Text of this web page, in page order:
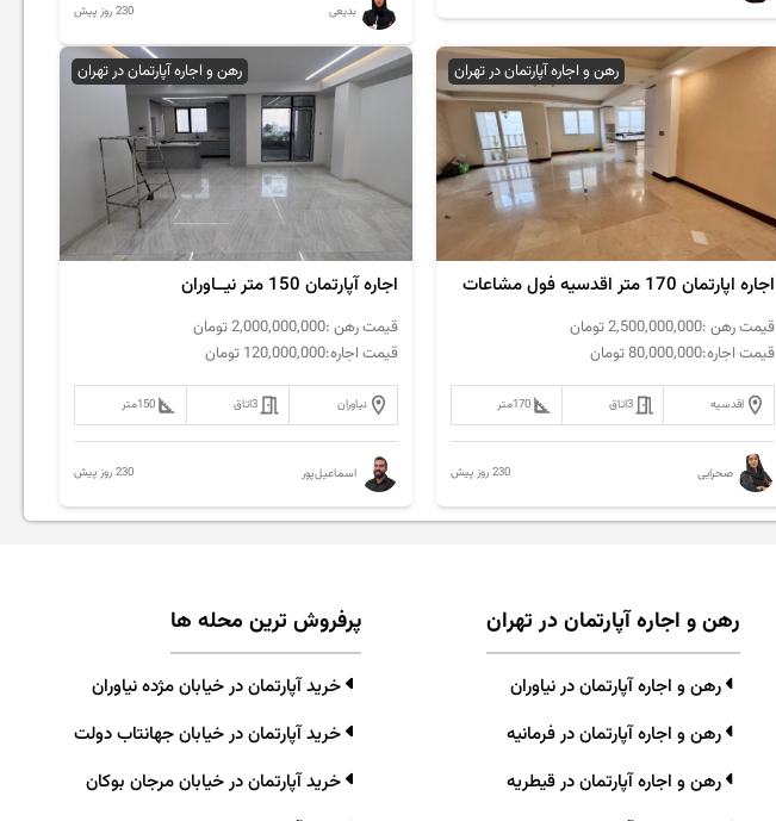
بدیعی 230 روز پیش
رهن و اجاره آپارتمان در تهران
اجاره اپارتمان 170 متر اقدسیه فول مشاعات
قیمت رهن :2,500,000,000تومان
قیمت اجاره:80,000,000تومان
اقدسیه 3اتاق 170متر
صحرایی 230 روز پیش
رهن و اجاره آپارتمان در تهران
اجاره آپارتمان 150 متر نیــاوران
قیمت رهن :2,000,000,000تومان
قیمت اجاره:120,000,000 تومان
نیاوران 3اتاق 150متر
اسماعیل‌پور 230 روز پیش
رهن و اجاره آپارتمان در تهران
رهن و اجاره آپارتمان در نیاوران
رهن و اجاره آپارتمان در فرمانیه
رهن و اجاره آپارتمان در قیطریه
پرفروش ترین محله ها
خرید آپارتمان در خیابان مژده نیاوران
خرید آپارتمان در خیابان جهانتاب دولت
خرید آپارتمان در خیابان مرجان بوکان